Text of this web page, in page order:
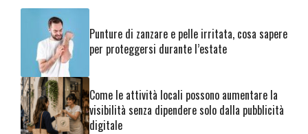
Punture di zanzare e pelle irritata, cosa sapere
per proteggersi durante l’estate
Come le attività locali possono aumentare la
visibilità senza dipendere solo dalla pubblicità
digitale